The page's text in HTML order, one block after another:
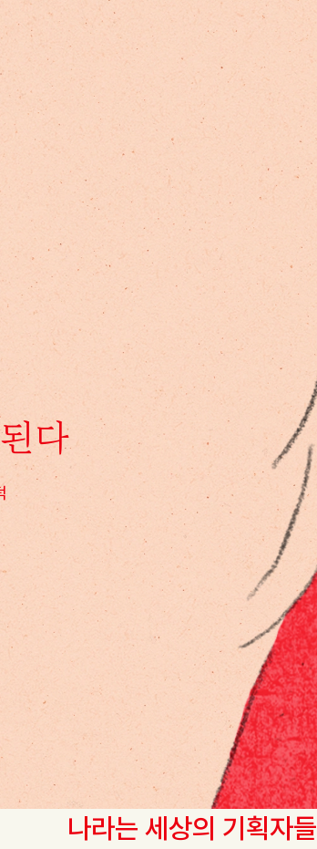
다
나라는 세상의 기획자들